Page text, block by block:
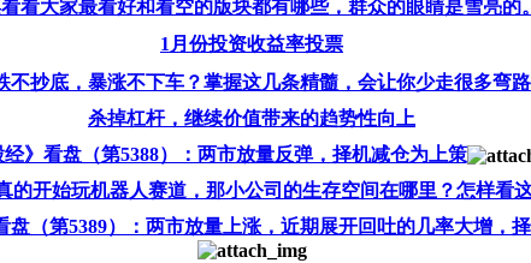
看大家最看好和看空的版块都有哪些，群众的眼睛是雪亮的。
1月份投资收益率投票
不抄底，暴涨不下车？掌握这几条精髓，会让你少走很多弯路
杀掉杠杆，继续价值带来的趋势性向上
经》看盘（第5388）：两市放量反弹，择机减仓为上策
的开始玩机器人赛道，那小公司的生存空间在哪里？怎样看
盘（第5389）：两市放量上涨，近期展开回吐的几率大增，